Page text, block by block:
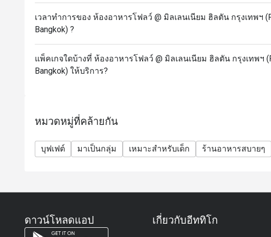
restaurant’s ongoing promotion.
Promotion cannot be applied with any other in-house
conditions below for more details.
* Menu and pricing subject to change without notice.
** All prices in THB and are exclusive of VAT and service
under special conditions.
A: International cuisine with a premium buffet featuring
Q: What are the menu highlights?
A: Fresh seafood, cheese selections, Massaman Beef
Q: What is the dress code?
San.
เวลาทำการของ ห้องอาหารโฟลว์ @ มิลเลนเนียม ฮิลตัน กรุงเทพฯ
Bangkok) ?
แพ็คเกจใดบ้างที่ ห้องอาหารโฟลว์ @ มิลเลนเนียม ฮิลตัน กรุงเทพฯ
Bangkok) ให้บริการ?
หมวดหมู่ที่คล้ายกัน
บุฟเฟต์ มาเป็นกลุ่ม เหมาะสำหรับเด็ก ร้านอาหารสบายๆ
ดาวน์โหลดแอป เกี่ยวกับอีททิโก